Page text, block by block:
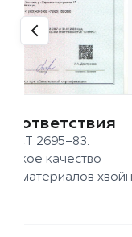
2695-83.
качество